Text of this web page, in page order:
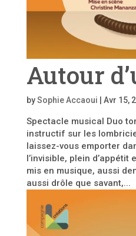
Autour
bySophie Accaoui Avr 15,
Spectacle musical Duo
instructif sur les
laissez-vous emporter
l’invisible, plein d’appétit
mis en musique, aussi
aussi drôle que savant,...